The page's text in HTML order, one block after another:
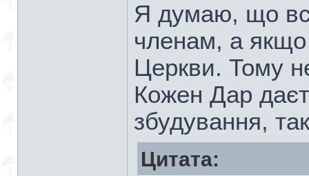
Я думаю, що
членам, а
Церкви. Тому
Кожен Дар
збудування,
Цитата: